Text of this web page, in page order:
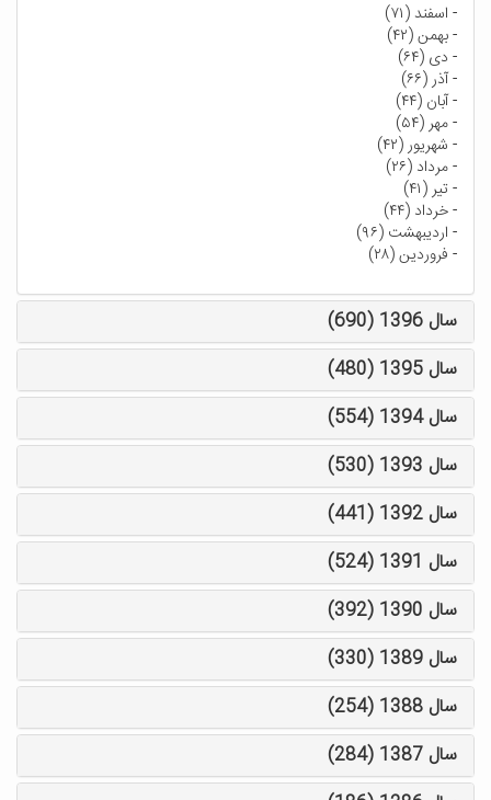
- اسفند (۷۱)
-بهمن (۴۲)
- دی (۶۴)
-آذر (۶۶)
-آبان (۴۴)
-مهر (۵۴)
- شهریور (۴۲)
-مرداد (۲۶)
-تیر (۴۱)
-خرداد (۴۴)
- اردیبهشت (۹۶)
- فروردین (۲۸)
سال 1396 (690)
سال 1395 (480)
سال 1394 (554)
سال 1393 (530)
سال 1392 (441)
سال 1391 (524)
سال 1390 (392)
سال 1389 (330)
سال 1388 (254)
سال 1387 (284)